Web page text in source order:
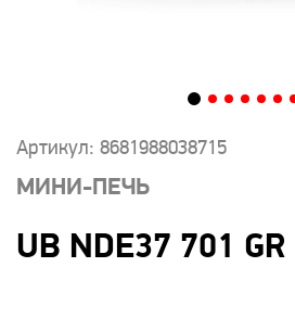
Артикул: 8681988038715
МИНИ-ПЕЧЬ
UB NDE37 701 GR